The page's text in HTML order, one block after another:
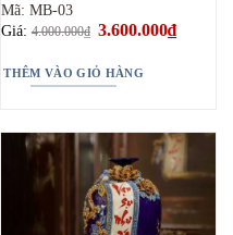
Mã: MB-03
Giá:4.000.000₫ Giá
gốc
4.000.000₫.
3.600.000₫Giá
hiện
THÊM VÀO GIỎ HÀNG